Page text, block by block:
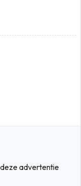
advertentie